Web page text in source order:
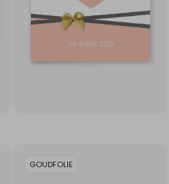
GOUDFOLIE